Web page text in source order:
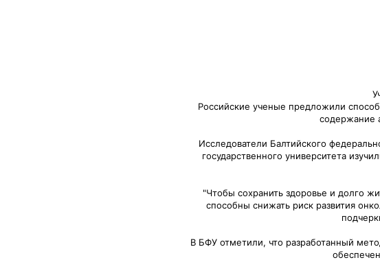
Российские ученые предложили
содержание
Исследователи Балтийского
государственного университета
"Чтобы сохранить здоровье и долго
способны снижать риск развития
В БФУ отметили, что разработанный